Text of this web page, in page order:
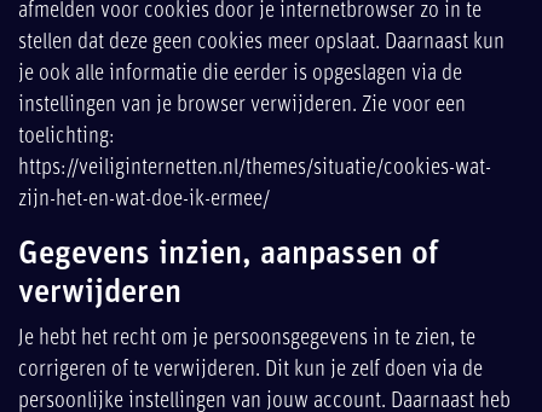
afmelden voor cookies door je internetbrowser zo in te
stellen dat deze geen cookies meer opslaat. Daarnaast kun
je ook alle informatie die eerder is opgeslagen via de
instellingen van je browser verwijderen. Zie voor een
toelichting:
https://veiliginternetten.nl/themes/situatie/cookies-wat-
zijn-het-en-wat-doe-ik-ermee/
Gegevens inzien, aanpassen of
verwijderen
Je hebt het recht om je persoonsgegevens in te zien, te
corrigeren of te verwijderen. Dit kun je zelf doen via de
persoonlijke instellingen van jouw account. Daarnaast heb